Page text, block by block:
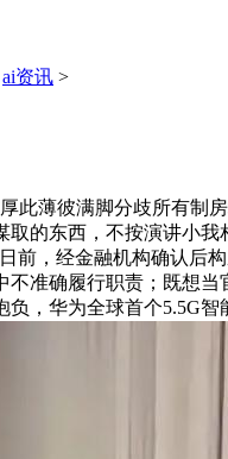
ai资讯 >
薄彼满脚分歧所有制房
的东西，不按演讲小
前，经金融机构确认
准确履行职责；既想
，华为全球首个5.5G